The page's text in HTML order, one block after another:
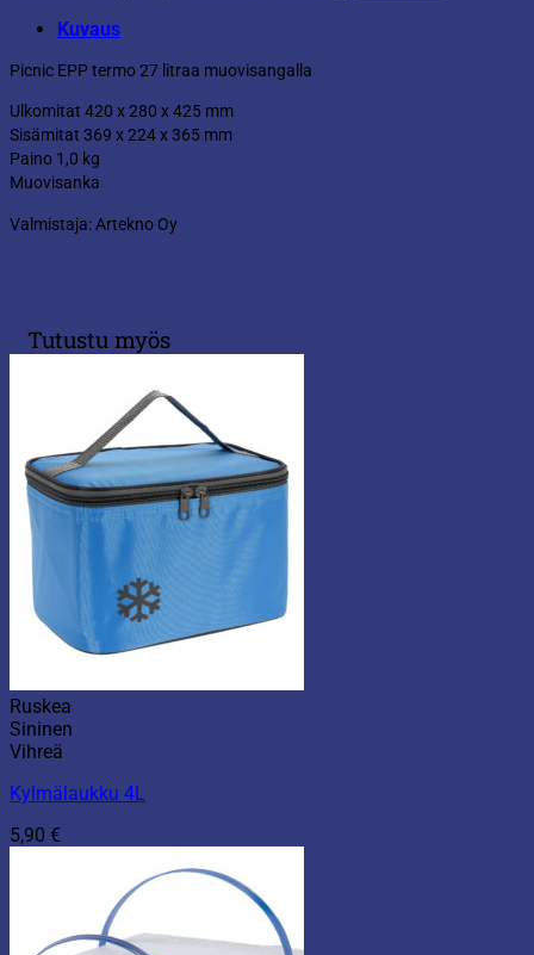
Kuvaus
Picnic EPP termo 27 litraa muovisangalla
Ulkomitat 420 x 280 x 425 mm
Sisämitat 369 x 224 x 365 mm
Paino 1,0 kg
Muovisanka
Valmistaja: Artekno Oy
Tutustu myös
Ruskea
Sininen
Vihreä
Kylmälaukku 4L
5,90 €